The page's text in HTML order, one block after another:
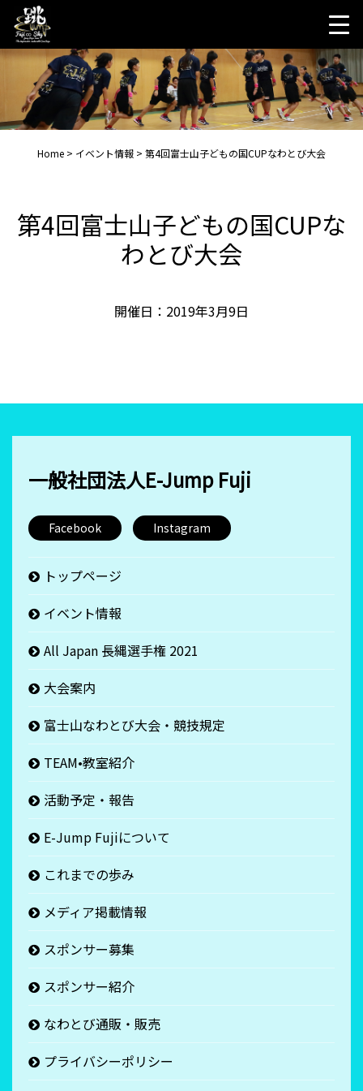
Skip
content
Home > イベント情報 > 第4回富士山子どもの国CUPなわとび大会
第4回富士山子どもの国CUPな
わとび大会
開催日：2019年3月9日
一般社団法人E-Jump Fuji
Facebook Instagram
トップページ
イベント情報
All Japan 長縄選手権 2021
大会案内
富士山なわとび大会・競技規定
TEAM•教室紹介
活動予定・報告
E-Jump Fujiについて
これまでの歩み
メディア掲載情報
スポンサー募集
スポンサー紹介
なわとび通販・販売
プライバシーポリシー